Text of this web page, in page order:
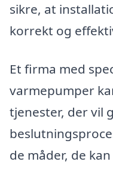
sikre, at
korrekt og
Et firma med
varmepumper
tjenester, der vil
de måder, de